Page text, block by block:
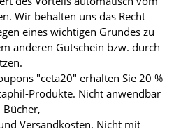
Wir behalten uns das Recht
eines wichtigen Grundes zu
anderen Gutschein bzw. durch
"ceta20" erhalten Sie 20 %
Produkte. Nicht anwendbar
Versandkosten. Nicht mit